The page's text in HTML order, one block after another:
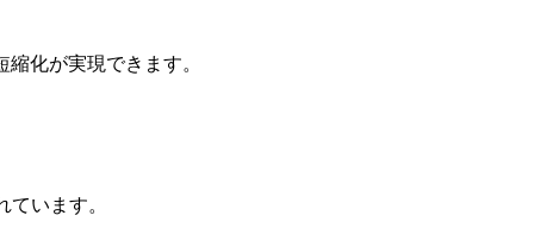
化が実現できます。
います。